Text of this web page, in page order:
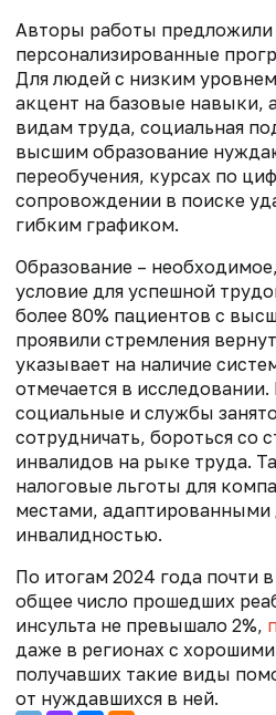
Авторы работы предложили
персонализированные
Для людей с низким
акцент на базовые навыки,
видам труда, социальная
высшим образование
переобучения, курсах по
сопровождении в поиске
гибким графиком.
Образование –
условие для успешной
более 80% пациентов с
проявили стремления
указывает на наличие
отмечается в
социальные и службы
сотрудничать, бороться со
инвалидов на рыке труда.
налоговые льготы для
местами, адаптированными
инвалидностью.
По итогам 2024 года почти
общее число прошедших
инсульта не превышало 2%,
даже в регионах с
получавших такие виды
от нуждавшихся в ней.